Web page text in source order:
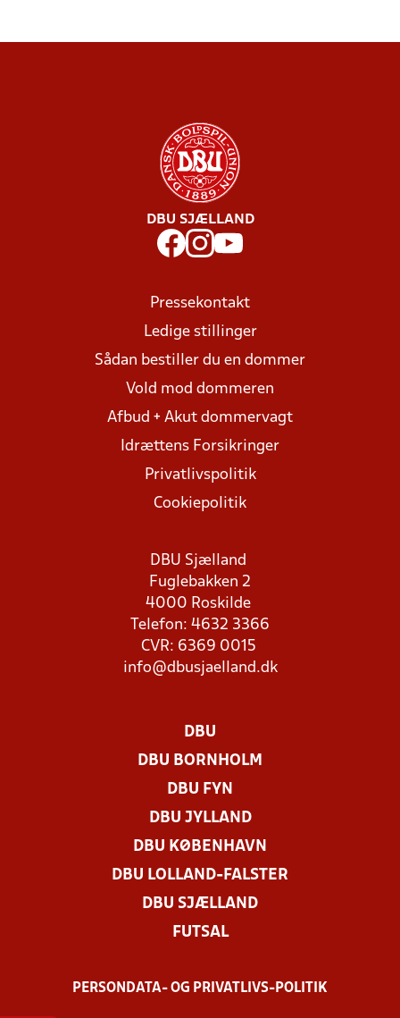
DBU SJÆLLAND
Pressekontakt
Ledige stillinger
Sådan bestiller du en dommer
Vold mod dommeren
Afbud + Akut dommervagt
Idrættens Forsikringer
Privatlivspolitik
Cookiepolitik
DBU Sjælland
Fuglebakken 2
4000 Roskilde
Telefon: 4632 3366
CVR: 6369 0015
info@dbusjaelland.dk
DBU
DBU BORNHOLM
DBU FYN
DBU JYLLAND
DBU KØBENHAVN
DBU LOLLAND-FALSTER
DBU SJÆLLAND
FUTSAL
PERSONDATA- OG PRIVATLIVS-POLITIK